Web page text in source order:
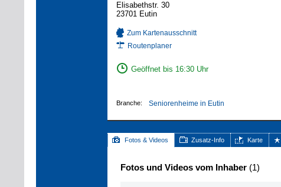
Elisabethstr. 30
23701 Eutin
Zum Kartenausschnitt
Routenplaner
Geöffnet bis 16:30 Uhr
Branche: Seniorenheime in Eutin
Fotos & Videos Zusatz-Info Karte
Fotos und Videos vom Inhaber (1)